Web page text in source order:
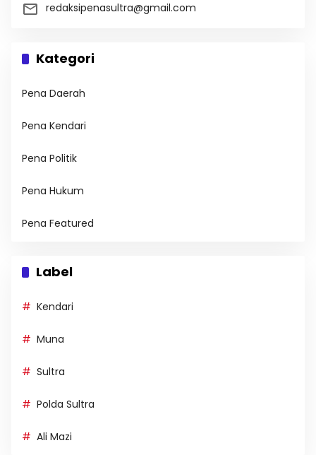
redaksipenasultra@gmail.com
Kategori
Pena Daerah
Pena Kendari
Pena Politik
Pena Hukum
Pena Featured
Label
Kendari
Muna
Sultra
Polda Sultra
Ali Mazi